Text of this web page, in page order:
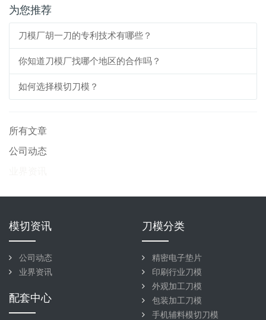
为您推荐
刀模厂胡一刀的专利技术有哪些？
你知道刀模厂找哪个地区的合作吗？
如何选择模切刀模？
所有文章
公司动态
模切资讯
公司动态
业界资讯
刀模分类
精密电子垫片
印刷行业刀模
外观加工刀模
包装加工刀模
手机辅料模切刀模
配套中心